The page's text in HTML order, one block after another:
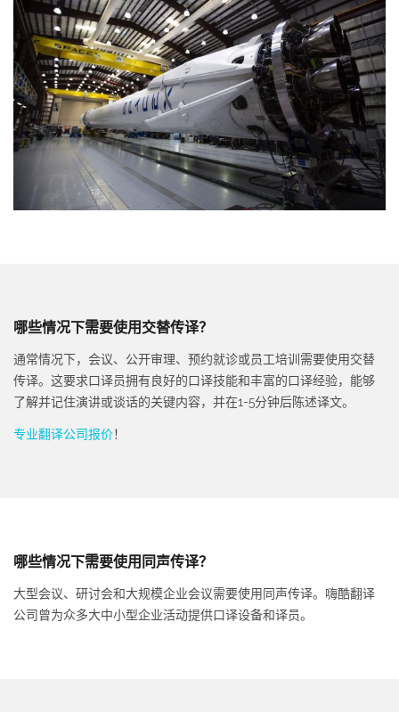
哪些情况下需要使用交替传译？
通常情况下，会议、公开审理、预约就诊或员工培训需要使用交替
传译。这要求口译员拥有良好的口译技能和丰富的口译经验，能够
了解并记住演讲或谈话的关键内容，并在1-5分钟后陈述译文。
专业翻译公司报价！
哪些情况下需要使用同声传译？
大型会议、研讨会和大规模企业会议需要使用同声传译。嗨酷翻译
公司曾为众多大中小型企业活动提供口译设备和译员。